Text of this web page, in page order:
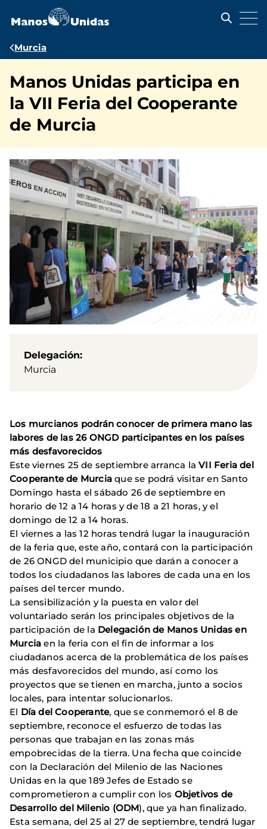
contenido
Ruta
navegación
Murcia
Manos Unidas participa en
la VII Feria del Cooperante
de Murcia
Delegación
Murcia
Los murcianos podrán conocer de primera mano las
labores de las 26 ONGD participantes en los países
más desfavorecidos
Este viernes 25 de septiembre arranca laVII Feria del
Cooperante de Murcia que se podrá visitar en Santo
Domingo hasta el sábado 26 de septiembre en
horario de 12 a 14 horas y de 18 a 21 horas, y el
domingo de 12 a 14 horas.
El viernes a las 12 horas tendrá lugar la inauguración
de la feria que, este año, contará con la participación
de 26 ONGD del municipio que darán a conocer a
todos los ciudadanos las labores de cada una en los
países del tercer mundo.
La sensibilización y la puesta en valor del
voluntariado serán los principales objetivos de la
participación de la Delegación de Manos Unidas en
Murcia en la feria con el fin de informar a los
ciudadanos acerca de la problemática de los países
más desfavorecidos del mundo, así como los
proyectos que se tienen en marcha, junto a socios
locales, para intentar solucionarlos.
El Día del Cooperante, que se conmemoró el 8 de
septiembre, reconoce el esfuerzo de todas las
personas que trabajan en las zonas más
empobrecidas de la tierra. Una fecha que coincide
con la Declaración del Milenio de las Naciones
Unidas en la que 189 Jefes de Estado se
comprometieron a cumplir con los Objetivos de
Desarrollo del Milenio (ODM), que ya han finalizado.
Esta semana, del 25 al 27 de septiembre, tendrá lugar